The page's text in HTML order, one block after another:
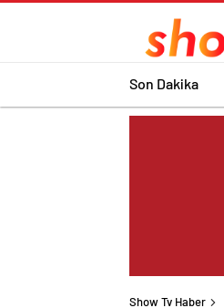
Son Dakika
Show Tv Haber